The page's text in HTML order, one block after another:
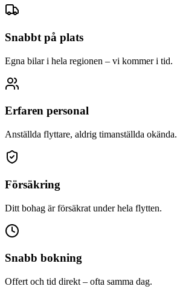
Snabbt på plats
Egna bilar i hela regionen – vi kommer i tid.
Erfaren personal
Anställda flyttare, aldrig timanställda okända.
Försäkring
Ditt bohag är försäkrat under hela flytten.
Snabb bokning
Offert och tid direkt – ofta samma dag.